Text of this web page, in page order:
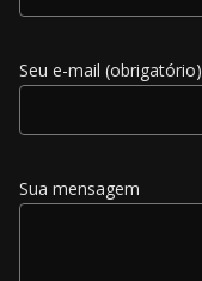
Seu e-mail (obrigatório)
Sua mensagem